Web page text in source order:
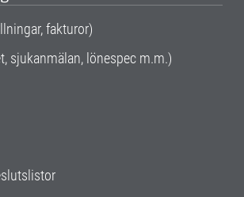
fakturor)
sjukanmälan, lönespec m.m.)